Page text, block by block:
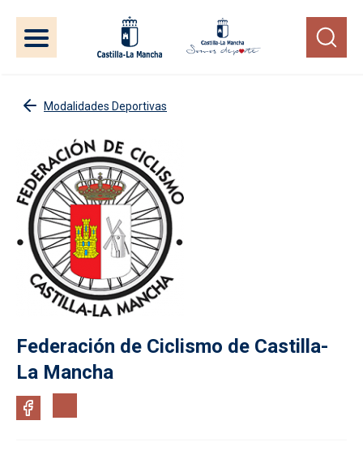
Modalidades Deportivas
Federación de Ciclismo de Castilla-
La Mancha